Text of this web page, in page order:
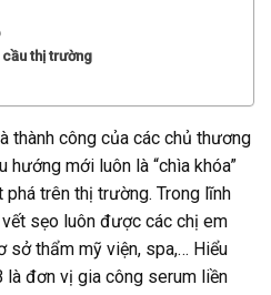
cầu thị trường
thành công của các chủ thương
hướng mới luôn là “chìa khóa”
trên thị trường. Trong lĩnh
sẹo luôn được các chị em
sở thẩm mỹ viện, spa,… Hiểu
là đơn vị gia công serum liền